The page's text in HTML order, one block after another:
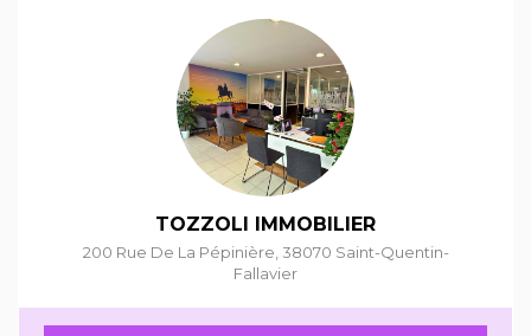
TOZZOLI IMMOBILIER
200 Rue De La Pépinière,38070 Saint-Quentin-
Fallavier